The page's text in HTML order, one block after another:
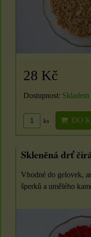
28 Kč
Dostupnost: Skladem
ks DO
Skleněná drť
Vhodné do gelovek,
šperků a umělého
cm
zabalení dárků,...